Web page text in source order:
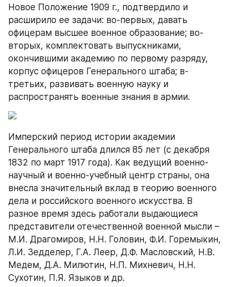
Новое Положение 1909 г., подтвердило и
расширило ее задачи: во-первых, давать
офицерам высшее военное образование; во-
вторых, комплектовать выпускниками,
окончившими академию по первому разряду,
корпус офицеров Генерального штаба; в-
третьих, развивать военную науку и
распространять военные знания в армии.
Имперский период истории академии
Генерального штаба длился 85 лет (с декабря
1832 по март 1917 года). Как ведущий военно-
научный и военно-учебный центр страны, она
внесла значительный вклад в теорию военного
дела и российского военного искусства. В
разное время здесь работали выдающиеся
представители отечественной военной мысли –
М.И. Драгомиров, Н.Н. Головин, Ф.И. Горемыкин,
Л.И. Зедделер, Г.А. Леер, Д.Ф. Масловский, Н.В.
Медем, Д.А. Милютин, Н.П. Михневич, Н.Н.
Сухотин, П.Я. Языков и др.